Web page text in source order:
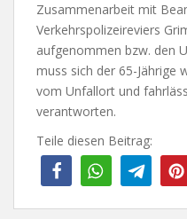
Zusammenarbeit mit
Verkehrspolizeireviers
aufgenommen bzw. den
muss sich der 65-Jährige
vom Unfallort und
verantworten.
Teile diesen Beitrag: